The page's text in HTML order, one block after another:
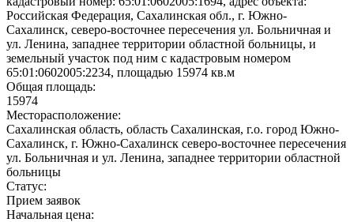
Российская Федерация, Сахалинская обл., г. Южно-
Сахалинск, северо-восточнее пересечения ул. Больничная и
ул. Ленина, западнее территории областной больницы, и
земельный участок под ним с кадастровым номером
65:01:0602005:2234, площадью 15974 кв.м
Общая площадь:
15974
Месторасположение:
Сахалинская область, область Сахалинская, г.о. город Южно-
Сахалинск, г. Южно-Сахалинск северо-восточнее пересечения
ул. Больничная и ул. Ленина, западнее территории областной
больницы
Статус:
Прием заявок
Начальная цена: